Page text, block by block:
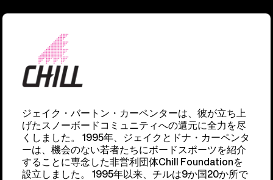
ジェイク・バートン・カーペンターは、彼が立ち上
げたスノーボードコミュニティへの還元に全力を尽
くしました。 1995年、ジェイクとドナ・カーペンタ
ーは、機会のない若者たちにボードスポーツを紹介
することに専念した非営利団体Chill Foundationを
設立しました。 1995年以来、チルは9か国20か所で